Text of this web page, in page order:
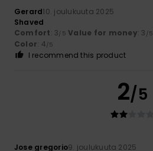
Gerard10. joulukuuta 2025
Shaved
Comfort: 3/5 Value for money: 3 /5
Color: 4/5
I recommend this product
2/5
Jose gregorio9. joulukuuta 2025